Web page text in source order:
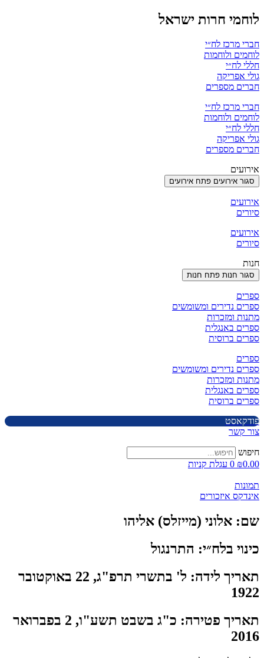
לוחמי חרות ישראל
חברי מרכז לח״י
לוחמים ולוחמות
חללי לח״י
גולי אפריקה
חברים מספרים
חברי מרכז לח״י
לוחמים ולוחמות
חללי לח״י
גולי אפריקה
חברים מספרים
אירועים
סגור אירועים פתח אירועים
אירועים
סיורים
אירועים
סיורים
חנות
סגור חנות פתח חנות
ספרים
ספרים נדירים ומשומשים
מתנות ומזכרות
ספרים באנגלית
ספרים ברוסית
ספרים
ספרים נדירים ומשומשים
מתנות ומזכרות
ספרים באנגלית
ספרים ברוסית
פודקאסט
צור קשר
חיפוש
₪0.00
0 עגלת קניות
תמונות
אינדקס איזכורים
שם: אלוני (מייזלס) אליהו
כינוי בלח״י: התרנגול
תאריך לידה:
ל' בתשרי תרפ"ג, 22 באוקטובר
1922
תאריך פטירה:
כ"ג בשבט תשע"ו, 2 בפברואר
2016